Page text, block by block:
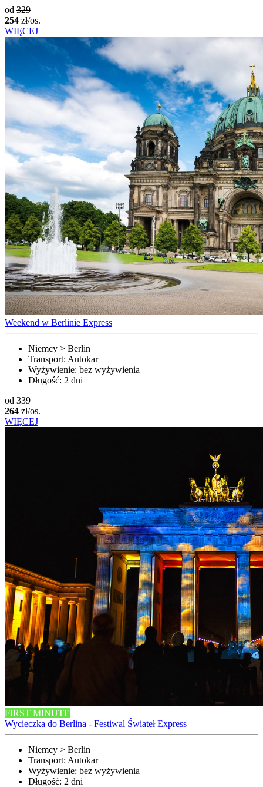
od 329
254 zł/os.
WIĘCEJ
Weekend w Berlinie Express
Niemcy > Berlin
Transport: Autokar
Wyżywienie: bez wyżywienia
Długość: 2 dni
od 339
264 zł/os.
WIĘCEJ
FIRST MINUTE
Wycieczka do Berlina - Festiwal Świateł Express
Niemcy > Berlin
Transport: Autokar
Wyżywienie: bez wyżywienia
Długość: 2 dni